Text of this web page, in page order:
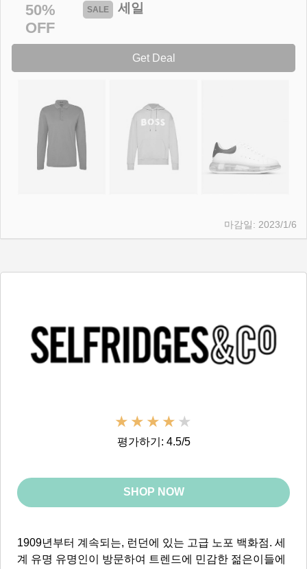
50%
OFF
세일
Get Deal
2023/1/6
평가하기: 4.5/5
SHOP NOW
1909년부터 계속되는, 런던에 있는 고급 노포 백화점. 세
계 유명 유명인이 방문하여 트렌드에 민감한 젊은이들에